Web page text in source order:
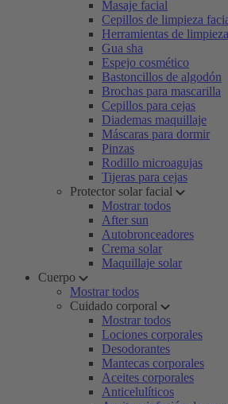
Masaje facial
Cepillos de limpieza
Herramientas de
Gua sha
Espejo cosmético
Bastoncillos de algodón
Brochas para mascarilla
Cepillos para cejas
Diademas maquillaje
Máscaras para dormir
Pinzas
Rodillo microagujas
Tijeras para cejas
Protector solar facial
Mostrar todos
After sun
Autobronceadores
Crema solar
Maquillaje solar
Cuerpo
Mostrar todos
Cuidado corporal
Mostrar todos
Lociones corporales
Desodorantes
Mantecas corporales
Aceites corporales
Anticelulíticos